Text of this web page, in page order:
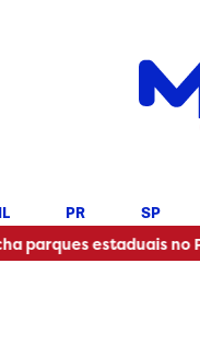
PR SP
estaduais no Paraná